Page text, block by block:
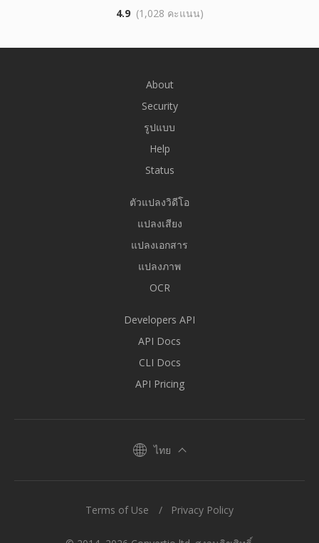
4.9 (1,028 คะแนน)
About
Security
รูปแบบ
Help
Status
ตัวแปลงวิดีโอ
แปลงเสียง
แปลงเอกสาร
แปลงภาพ
OCR
Developers API
API Docs
CLI Docs
API Pricing
ไทย
Terms of Use Privacy Policy